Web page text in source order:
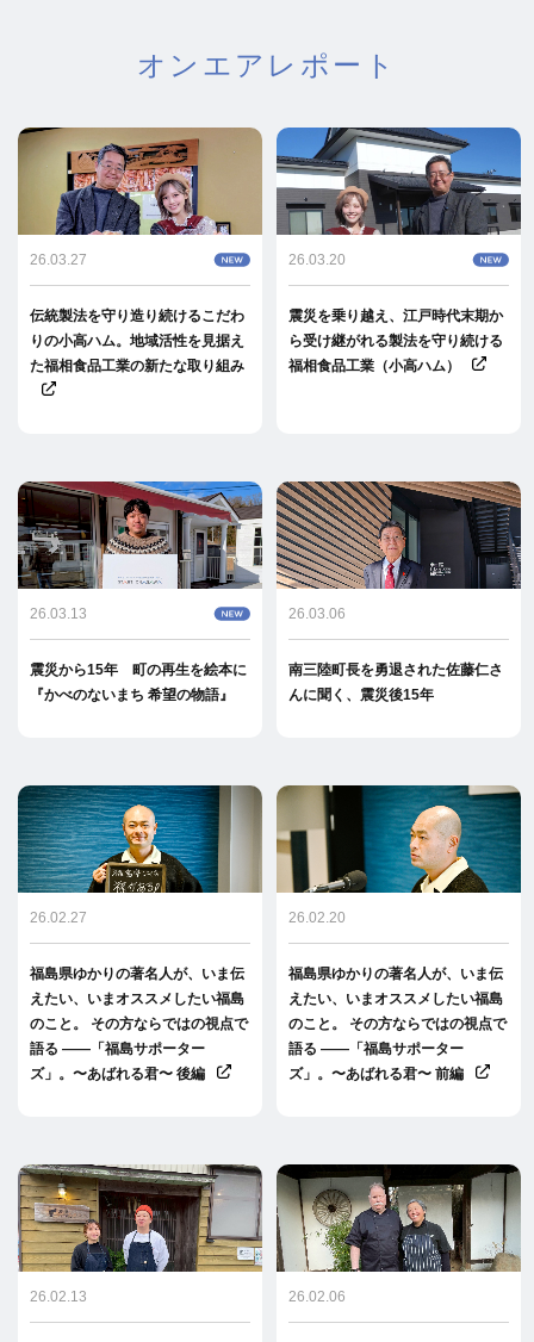
オンエアレポート
26.03.27
伝統製法を守り造り続けるこだわ
りの小高ハム。地域活性を見据え
た福相食品工業の新たな取り組み
26.03.20
震災を乗り越え、江戸時代末期か
ら受け継がれる製法を守り続ける
福相食品工業（小高ハム）
26.03.13
震災から15年 町の再生を絵本に
『かべのないまち 希望の物語』
26.03.06
南三陸町長を勇退された佐藤仁さ
んに聞く、震災後15年
26.02.27
福島県ゆかりの著名人が、いま伝
えたい、いまオススメしたい福島
のこと。 その方ならではの視点で
語る ――「福島サポーター
ズ」。〜あばれる君〜 後編
26.02.20
福島県ゆかりの著名人が、いま伝
えたい、いまオススメしたい福島
のこと。 その方ならではの視点で
語る ――「福島サポーター
ズ」。〜あばれる君〜 前編
26.02.13 26.02.06